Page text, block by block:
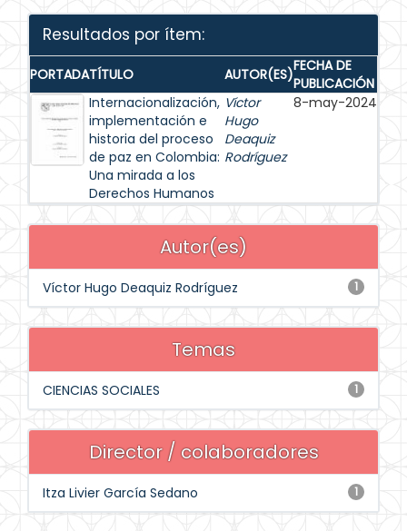
Resultados por ítem:
PORTADATÍTULO AUTOR(ES)FECHA DE
PUBLICACIÓN
Internacionalización,
implementación e
historia del proceso
de paz en Colombia:
Una mirada a los
Derechos Humanos
Víctor
Hugo
Deaquiz
Rodríguez
8-may-2024
Autor(es)
1
Víctor Hugo Deaquiz Rodríguez
Temas
1
CIENCIAS SOCIALES
Director / colaboradores
1
Itza Livier García Sedano